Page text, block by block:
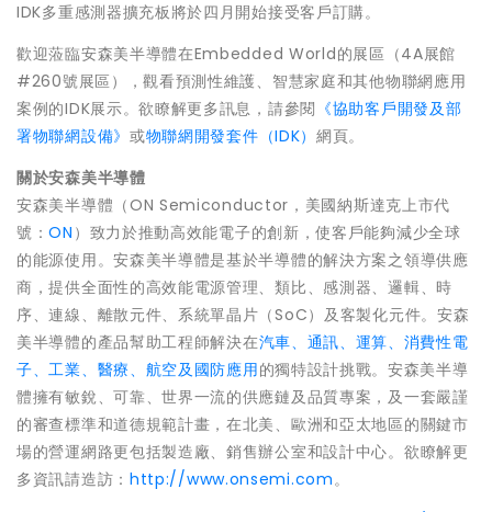
IDK多重感測器擴充板將於四月開始接受客戶訂購。
歡迎蒞臨安森美半導體在Embedded World的展區（4A展館
#260號展區），觀看預測性維護、智慧家庭和其他物聯網應用
案例的IDK展示。欲瞭解更多訊息，請參閱 《協助客戶開發及部
署物聯網設備》 或物聯網開發套件（IDK）網頁。
關於安森美半導體
安森美半導體（ON Semiconductor，美國納斯達克上市代
號：ON ）致力於推動高效能電子的創新，使客戶能夠減少全球
的能源使用。安森美半導體是基於半導體的解決方案之領導供應
商，提供全面性的高效能電源管理、類比、感測器、邏輯、時
序、連線、離散元件、系統單晶片（SoC）及客製化元件。安森
美半導體的產品幫助工程師解決在汽車、通訊、運算、消費性電
子、工業、醫療、航空及國防應用的獨特設計挑戰。安森美半導
體擁有敏銳、可靠、世界一流的供應鏈及品質專案，及一套嚴謹
的審查標準和道德規範計畫，在北美、歐洲和亞太地區的關鍵市
場的營運網路更包括製造廠、銷售辦公室和設計中心。欲瞭解更
多資訊請造訪： http://www.onsemi.com。